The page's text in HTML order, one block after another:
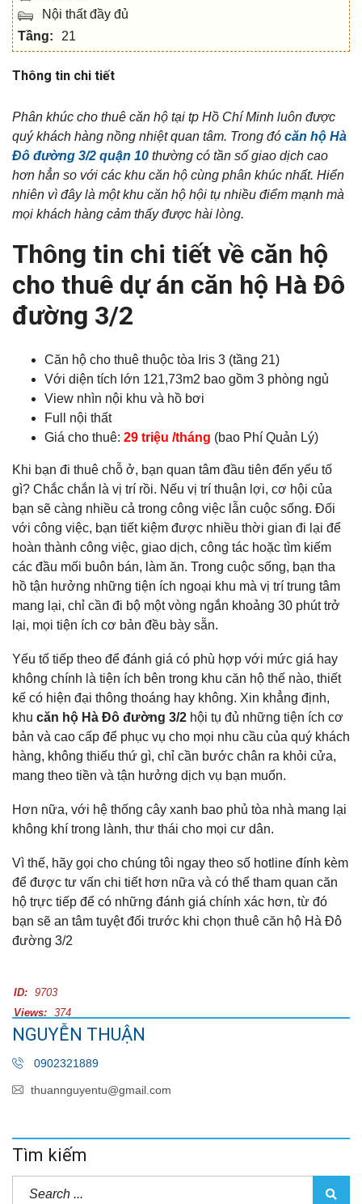
Nội thất đầy đủ
Tầng:
21
Thông tin chi tiết
Phân khúc cho thuê căn hộ tại tp Hồ Chí Minh luôn được
quý khách hàng nồng nhiệt quan tâm. Trong đó căn hộ Hà
Đô đường 3/2 quận 10 thường có tần số giao dịch cao
hơn hẳn so với các khu căn hộ cùng phân khúc nhất. Hiển
nhiên vì đây là một khu căn hộ hội tụ nhiều điểm mạnh mà
mọi khách hàng cảm thấy được hài lòng.
Thông tin chi tiết về căn hộ
cho thuê dự án căn hộ Hà Đô
đường 3/2
Căn hộ cho thuê thuộc tòa Iris 3 (tầng 21)
Với diện tích lớn 121,73m2 bao gồm 3 phòng ngủ
View nhìn nội khu và hồ bơi
Full nội thất
Giá cho thuê: 29 triệu /tháng (bao Phí Quản Lý)
Khi bạn đi thuê chỗ ở, bạn quan tâm đầu tiên đến yếu tố
gì? Chắc chắn là vị trí rồi. Nếu vị trí thuận lợi, cơ hội của
bạn sẽ càng nhiều cả trong công việc lẫn cuộc sống. Đối
với công việc, bạn tiết kiệm được nhiều thời gian đi lại để
hoàn thành công việc, giao dịch, công tác hoặc tìm kiếm
các đầu mối buôn bán, làm ăn. Trong cuộc sống, bạn tha
hồ tận hưởng những tiện ích ngoại khu mà vị trí trung tâm
mang lại, chỉ cần đi bộ một vòng ngắn khoảng 30 phút trở
lại, mọi tiện ích cơ bản đều bày sẵn.
Yếu tố tiếp theo để đánh giá có phù hợp với mức giá hay
không chính là tiện ích bên trong khu căn hộ thế nào, thiết
kế có hiện đại thông thoáng hay không. Xin khẳng định,
khu căn hộ Hà Đô đường 3/2 hội tụ đủ những tiện ích cơ
bản và cao cấp để phục vụ cho mọi nhu cầu của quý khách
hàng, không thiếu thứ gì, chỉ cần bước chân ra khỏi cửa,
mang theo tiền và tận hưởng dịch vụ bạn muốn.
Hơn nữa, với hệ thống cây xanh bao phủ tòa nhà mang lại
không khí trong lành, thư thái cho mọi cư dân.
Vì thế, hãy gọi cho chúng tôi ngay theo số hotline đính kèm
để được tư vấn chi tiết hơn nữa và có thể tham quan căn
hộ trực tiếp để có những đánh giá chính xác hơn, từ đó
bạn sẽ an tâm tuyệt đối trước khi chọn thuê căn hộ Hà Đô
đường 3/2
ID: 9703
Views: 374
NGUYỄN THUẬN
0902321889
thuannguyentu@gmail.com
Tìm kiếm